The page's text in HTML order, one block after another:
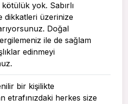
yok. Sabırlı
dikkatleri üzerinize
Doğal
ile de sağlam
edinmeyi
bir kişilikte
etrafınızdaki herkes size